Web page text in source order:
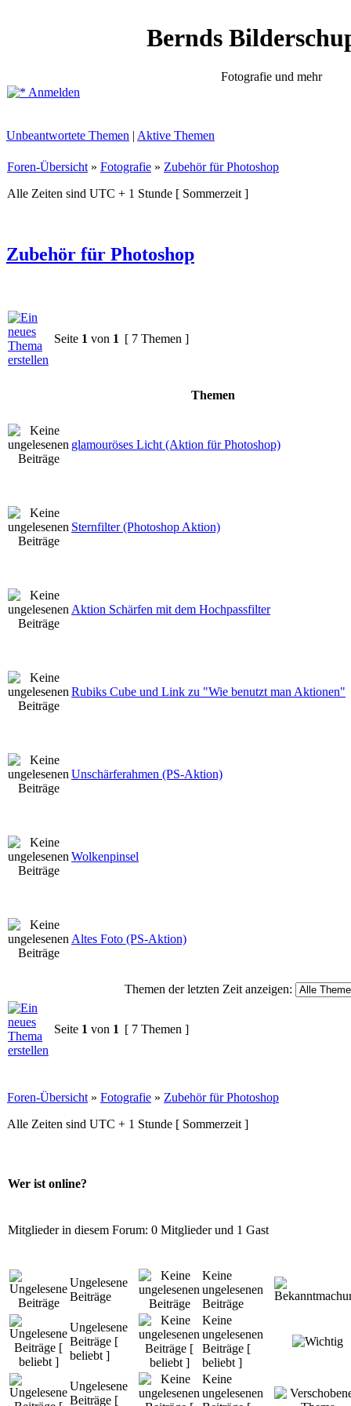
Bernds
Fotografie und mehr
Anmelden
Unbeantwortete Themen | Aktive Themen
Foren-Übersicht » Fotografie » Zubehör für Photoshop
Alle Zeiten sind UTC + 1 Stunde [ Sommerzeit ]
Zubehör für Photoshop
Seite 1 von 1 [ 7 Themen ]
Themen
glamouröses Licht (Aktion für Photoshop)
Sternfilter (Photoshop Aktion)
Aktion Schärfen mit dem Hochpassfilter
Rubiks Cube und Link zu "Wie benutzt man Aktionen"
Unschärferahmen (PS-Aktion)
Wolkenpinsel
Altes Foto (PS-Aktion)
Themen der letzten Zeit anzeigen:
Seite 1 von 1 [ 7 Themen ]
Foren-Übersicht » Fotografie » Zubehör für Photoshop
Alle Zeiten sind UTC + 1 Stunde [ Sommerzeit ]
Wer ist online?
Mitglieder in diesem Forum: 0 Mitglieder und 1 Gast
Ungelesene
Beiträge
Keine
ungelesenen
Beiträge
Ungelesene
Beiträge [
beliebt ]
Keine
ungelesenen
Beiträge [
beliebt ]
Ungelesene
Beiträge [
Keine
ungelesenen